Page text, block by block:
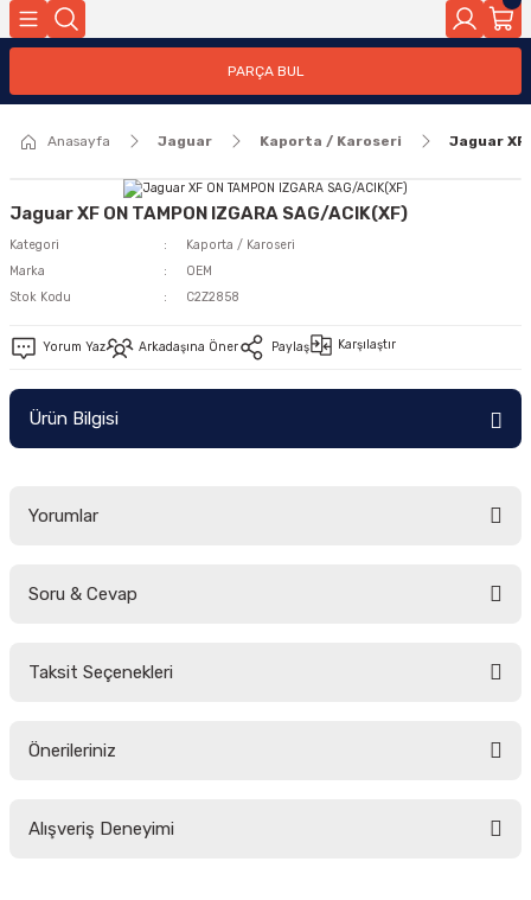
PARÇA BUL
Anasayfa Jaguar Kaporta / Karoseri Jaguar XF
Jaguar XF ON TAMPON IZGARA SAG/ACIK(XF)
Kategori
Kaporta / Karoseri
Marka
OEM
Stok Kodu
C2Z2858
Yorum Yaz Arkadaşına Öner Paylaş Karşılaştır
Ürün Bilgisi
Yorumlar
Soru & Cevap
Taksit Seçenekleri
Önerileriniz
yetersiz gördüğünüz noktaları öneri formunu kullanarak tarafımıza
Alışveriş Deneyimi